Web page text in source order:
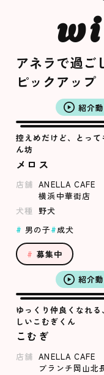
アネラで過ご
ピックアップ
紹介
控えめだけど、とって
ん坊
メロス
店舗 ANELLA CAFE
横浜中華街店
犬種
野犬
男の子
成犬
募集中
紹介
ゆっくり仲良くなれる
しいこむぎくん
こむぎ
店舗 ANELLA CAFE
ブランチ岡山北